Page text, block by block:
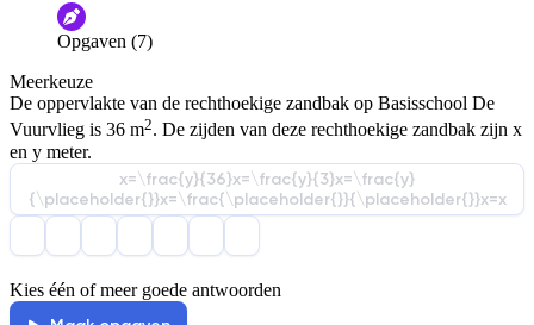
De audio is slecht
Informatie is onjuist
De docent is te langdradig
De uitleg gaat te langzaam
De uitleg gaat te snel
Afspelen werkte niet
Iets anders
Opgaven (7)
Meerkeuze
De oppervlakte van de rechthoekige zandbak op Basisschool De
Vuurvlieg is 36 m2. De zijden van deze rechthoekige zandbak zijn x
en y meter.
x=\frac{y}{36}x=\frac{y}{3}x=\frac{y}
{\placeholder{}}x=\frac{\placeholder{}}{\placeholder{}}x=x
Kies één of meer goede antwoorden